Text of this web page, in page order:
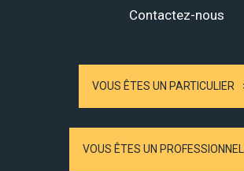
Contactez-nous
VOUS ÊTES UN PARTICULIER
VOUS ÊTES UN PROFESSIONNEL